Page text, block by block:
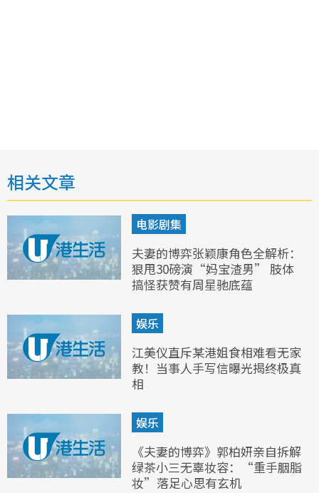
相关文章
电影剧集
夫妻的博弈张颖康角色全解析：
狠甩30磅演“妈宝渣男” 肢体
搞怪获赞有周星驰底蕴
娱乐
江美仪直斥某港姐食相难看无家
教！当事人手写信曝光揭终极真
相
娱乐
《夫妻的博弈》郭柏妍亲自拆解
绿茶小三无辜妆容：“重手胭脂
妆”落足心思有玄机